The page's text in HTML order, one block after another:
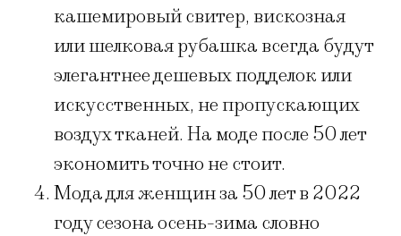
кашемировый свитер, вискозная
или шелковая рубашка всегда будут
элегантнее дешевых подделок или
искусственных, не пропускающих
воздух тканей. На моде после 50 лет
экономить точно не стоит.
Мода для женщин за 50 лет в 2022
году сезона осень-зима словно